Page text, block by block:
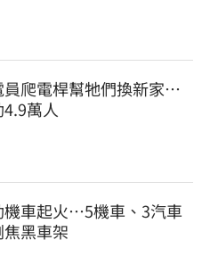
員爬電桿幫牠們換新家…
萬人
機車起火…5機車、3汽車
黑車架